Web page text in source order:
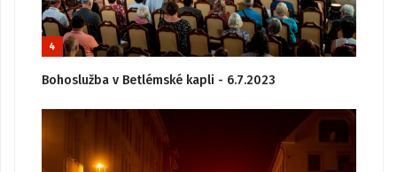
4
Bohoslužba v Betlémské kapli - 6.7.2023